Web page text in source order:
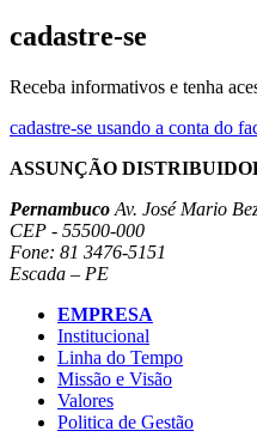
cadastre-se
Receba informativos e tenha
cadastre-se usando a conta do
ASSUNÇÃO
Pernambuco Av. José Mario
CEP - 55500-000
Fone: 81 3476-5151
Escada – PE
EMPRESA
Institucional
Linha do Tempo
Missão e Visão
Valores
Politica de Gestão